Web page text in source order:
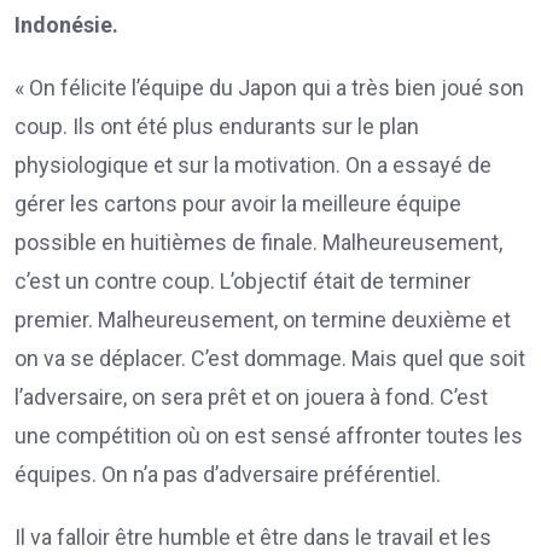
Indonésie.
« On félicite l’équipe du Japon qui a très bien joué son
coup. Ils ont été plus endurants sur le plan
physiologique et sur la motivation. On a essayé de
gérer les cartons pour avoir la meilleure équipe
possible en huitièmes de finale. Malheureusement,
c’est un contre coup. L’objectif était de terminer
premier. Malheureusement, on termine deuxième et
on va se déplacer. C’est dommage. Mais quel que soit
l’adversaire, on sera prêt et on jouera à fond. C’est
une compétition où on est sensé affronter toutes les
équipes. On n’a pas d’adversaire préférentiel.
Il va falloir être humble et être dans le travail et les